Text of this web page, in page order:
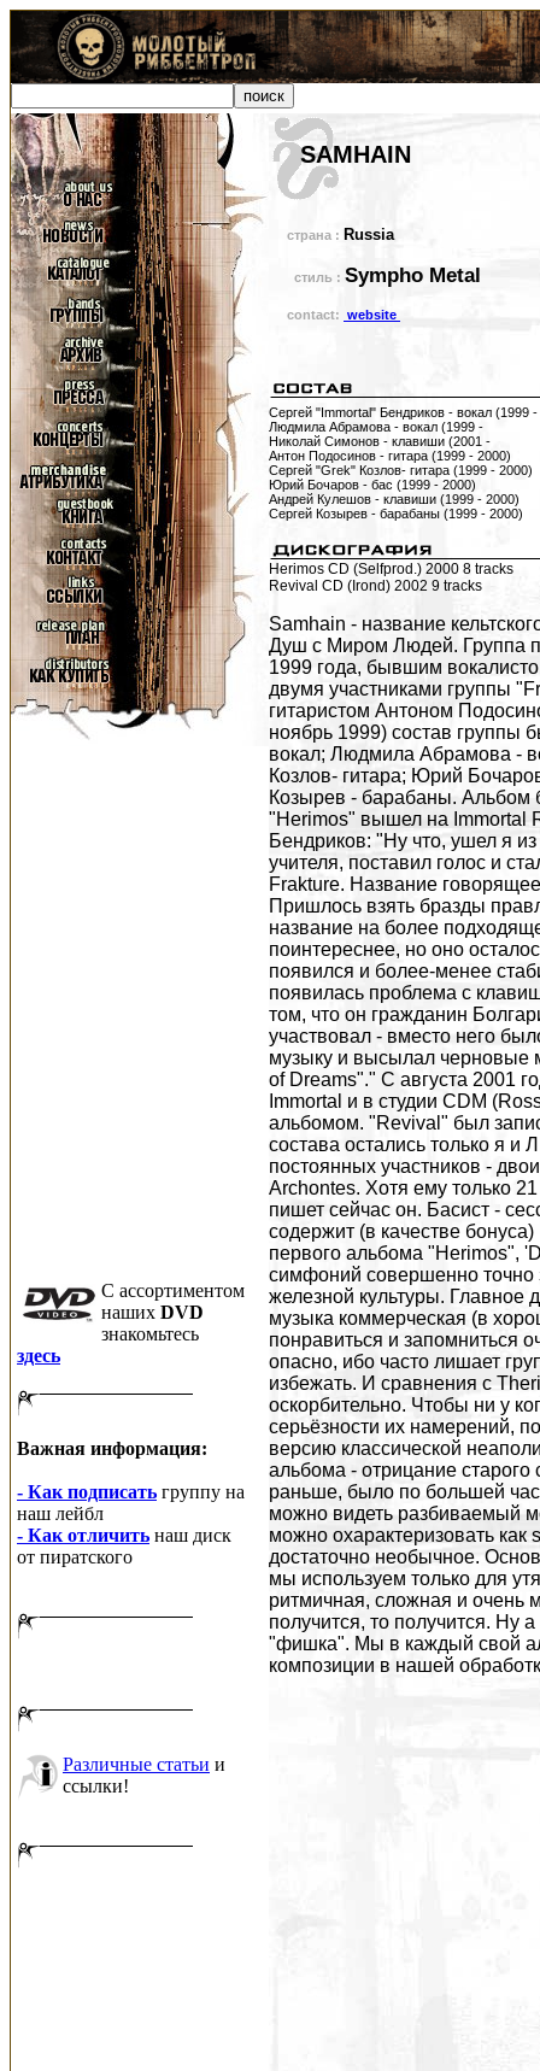
C ассортиментом
наших DVD
знакомьтесь
здесь
Важная информация:
- Как подписать группу на
наш лейбл
- Как отличить наш диск
от пиратского
Различные статьи и
ссылки!
SAMHAIN
страна : Russia
стиль : Sympho Metal
contact: website
Сергей "Immortal" Бендриков - вокал (1999 -
Людмила Абрамова - вокал (1999 -
Николай Симонов - клавиши (2001 -
Антон Подосинов - гитара (1999 - 2000)
Сергей "Grek" Козлов- гитара (1999 - 2000)
Юрий Бочаров - бас (1999 - 2000)
Андрей Кулешов - клавиши (1999 - 2000)
Сергей Козырев - барабаны (1999 - 2000)
Herimos CD (Selfprod.) 2000 8 tracks
Revival CD (Irond) 2002 9 tracks
Samhain - название
Душ с Миром Людей. Группа
1999 года, бывшим
двумя участниками группы
гитаристом Антоном
ноябрь 1999) состав группы
вокал; Людмила Абрамова -
Козлов- гитара; Юрий
Козырев - барабаны. Альбом
"Herimos" вышел на Immortal
Бендриков: "Ну что, ушел я
учителя, поставил голос и
Frakture. Название
Пришлось взять бразды
название на более
поинтереснее, но оно
появился и более-менее
появилась проблема с
том, что он гражданин
участвовал - вместо него
музыку и высылал черновые
of Dreams"." С августа 2001
Immortal и в студии CDM
альбомом. "Revival" был
состава остались только я и
постоянных участников -
Archontes. Хотя ему только
пишет сейчас он. Басист -
содержит (в качестве
первого альбома "Herimos",
симфоний совершенно точно
железной культуры. Главное
музыка коммерческая (в
понравиться и запомниться
опасно, ибо часто лишает
избежать. И сравнения с
оскорбительно. Чтобы ни у
серьёзности их намерений,
версию классической
альбома - отрицание
раньше, было по большей
можно видеть разбиваемый
можно охарактеризовать
достаточно необычное.
мы используем только для
ритмичная, сложная и очень
получится, то получится. Ну
"фишка". Мы в каждый свой
композиции в нашей